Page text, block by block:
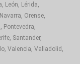
León, Lérida,
Orense,
Pontevedra,
Santander,
Valencia, Valladolid,